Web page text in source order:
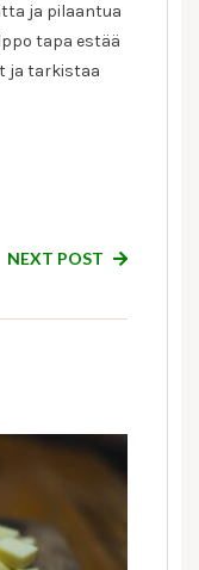
ja pilaantua
tapa estää
ja tarkistaa
NEXT POST